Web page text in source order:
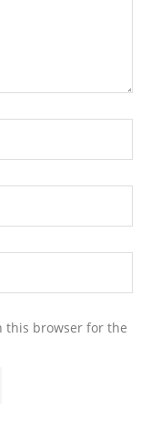
this browser for the